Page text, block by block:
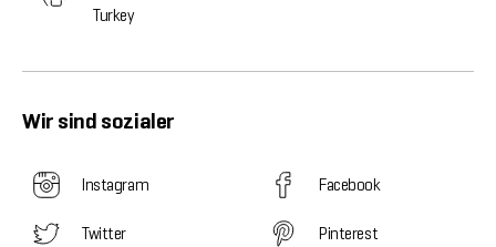
Turkey
Wir sind sozialer
Instagram Facebook
Twitter Pinterest